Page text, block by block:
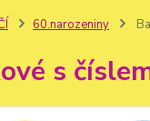
60.narozeniny
s